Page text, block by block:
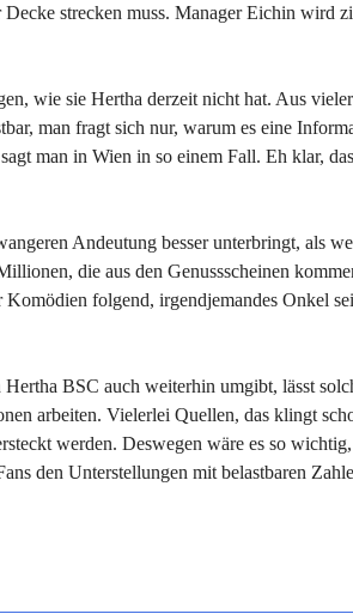
strecken muss. Manager Eichin wird
wie sie Hertha derzeit nicht hat. Aus
man fragt sich nur, warum es eine
man in Wien in so einem Fall. Eh klar,
Andeutung besser unterbringt, als
die aus den Genussscheinen
folgend, irgendjemandes Onkel
BSC auch weiterhin umgibt, lässt
arbeiten. Vielerlei Quellen, das klingt
werden. Deswegen wäre es so
den Unterstellungen mit belastbaren